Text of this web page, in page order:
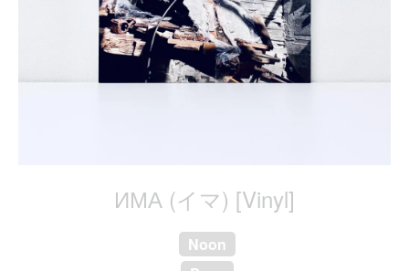
ИМА (イマ) [Vinyl]
Noon